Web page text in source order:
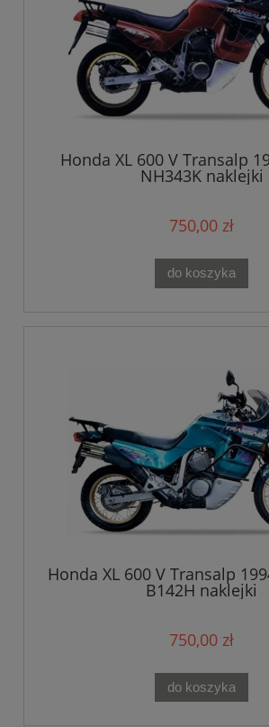
Honda XL 600 V Transalp
NH343K naklejki
750,00 zł
do koszyka
Honda XL 600 V Transalp
B142H naklejki
750,00 zł
do koszyka